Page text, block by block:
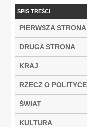
SPIS TREŚCI
PIERWSZA STRONA
DRUGA STRONA
KRAJ
RZECZ O POLITYCE
ŚWIAT
KULTURA